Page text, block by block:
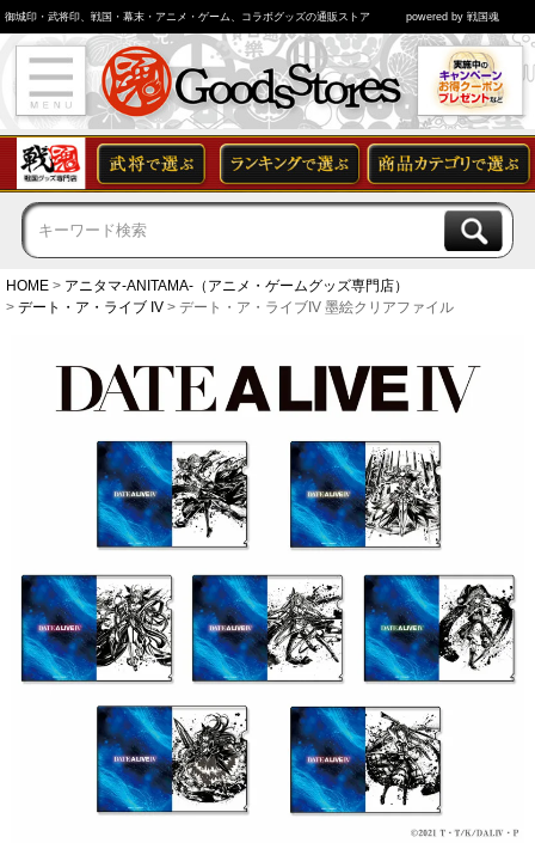
御城印・武将印、戦国・幕末・アニメ・ゲーム、コラボグッズの通販ストア powered by 戦国魂
HOME
アニタマ-ANITAMA-（アニメ・ゲームグッズ専門店）
デート・ア・ライブ IV
デート・ア・ライブIV 墨絵クリアファイル